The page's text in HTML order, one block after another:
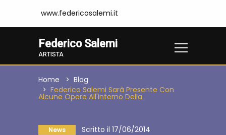
www.federicosalemi.it
Federico Salemi
ARTISTA
Home
Blog
Federico Salemi Sarà Presente Con
Alcune Opere All'interno Della
News Scritto il 17/06/2014